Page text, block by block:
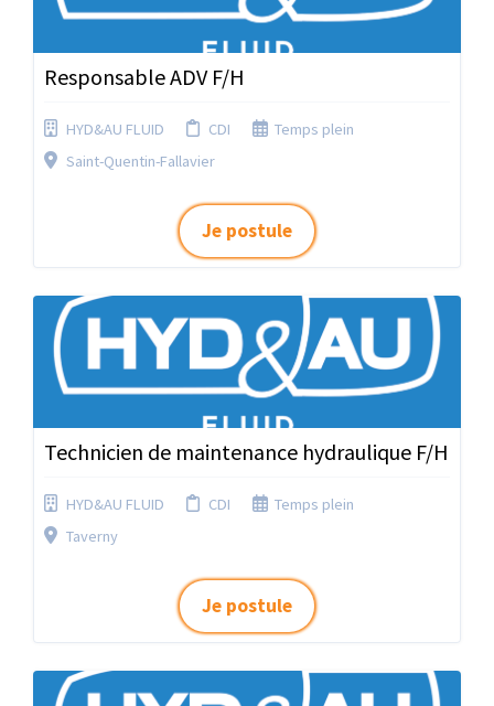
Responsable ADV F/H
HYD&AU FLUID CDI
Temps plein
Saint-Quentin-Fallavier
Je postule
Technicien de maintenance hydraulique F/H
HYD&AU FLUID CDI
Temps plein
Taverny
Je postule